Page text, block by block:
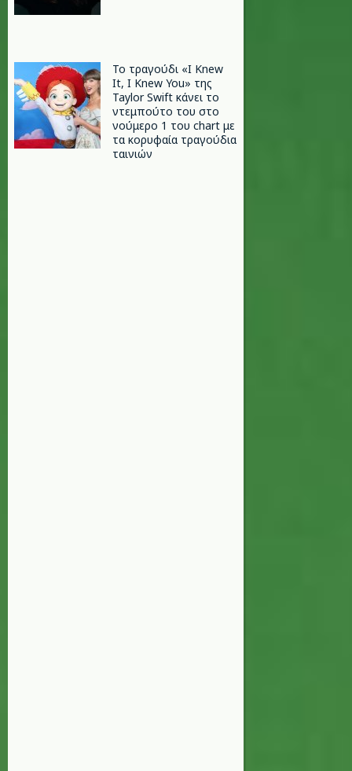
Το τραγούδι «I Knew
It, I Knew You» της
Taylor Swift κάνει το
ντεμπούτο του στο
νούμερο 1 του chart με
τα κορυφαία τραγούδια
ταινιών